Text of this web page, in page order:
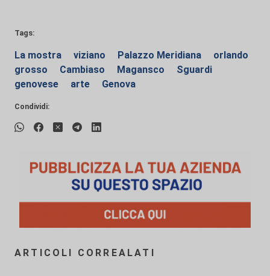
Tags:
La mostra viziano Palazzo Meridiana
orlando
grosso
Cambiaso Magansco
Sguardi
genovese
arte Genova
Condividi:
ARTICOLI CORREALATI